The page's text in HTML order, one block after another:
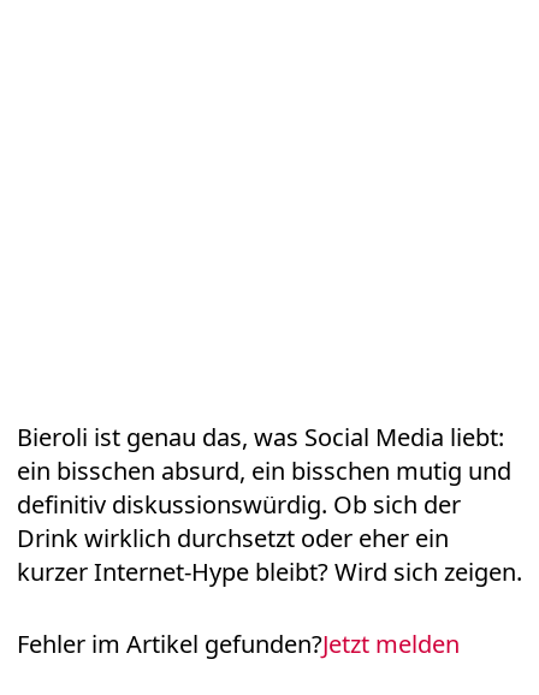
Bieroli ist genau das, was Social Media liebt:
ein bisschen absurd, ein bisschen mutig und
definitiv diskussionswürdig. Ob sich der
Drink wirklich durchsetzt oder eher ein
kurzer Internet-Hype bleibt? Wird sich zeigen.
Fehler im Artikel gefunden?Jetzt melden